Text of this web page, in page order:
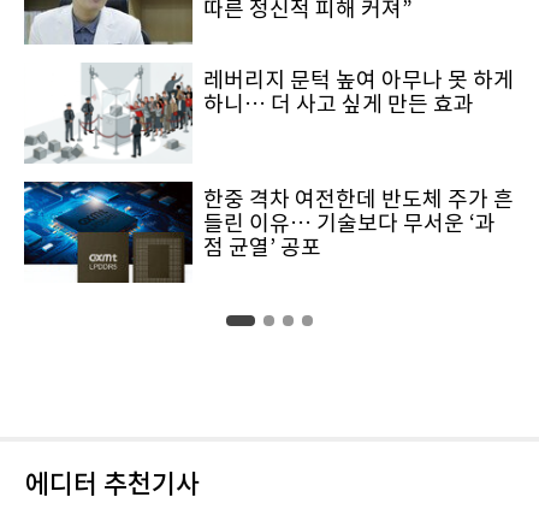
따른 정신적 피해 커져”
레버리지 문턱 높여 아무나 못 하게
하니… 더 사고 싶게 만든 효과
한중 격차 여전한데 반도체 주가 흔
들린 이유… 기술보다 무서운 ‘과
점 균열’ 공포
에디터 추천기사